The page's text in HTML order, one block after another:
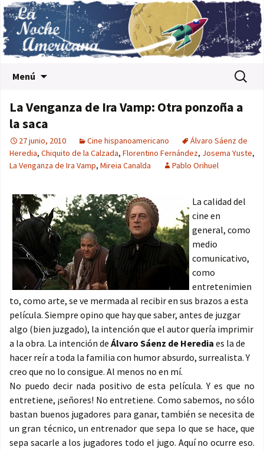
Menú Buscar:
La Venganza de Ira Vamp: Otra ponzoña a
la saca
27 junio, 2010 Cine hispanoamericano
Álvaro Sáenz de
Heredia, Chiquito de la Calzada, Florentino Fernández, Josema Yuste,
La Venganza de Ira Vamp, Mireia Canalda Pablo Orihuel
La calidad del
cine en
general, como
medio
comunicativo,
como
entretenimien
to, como arte, se ve mermada al recibir en sus brazos a esta
película. Siempre opino que hay que saber, antes de juzgar
algo (bien juzgado), la intención que el autor quería imprimir
a la obra. La intención de Álvaro Sáenz de Heredia es la de
hacer reír a toda la familia con humor absurdo, surrealista. Y
creo que no lo consigue. Al menos no en mí.
No puedo decir nada positivo de esta película. Y es que no
entretiene, ¡señores! No entretiene. Como sabemos, no sólo
bastan buenos jugadores para ganar, también se necesita de
un gran técnico, un entrenador que sepa lo que se hace, que
sepa sacarle a los jugadores todo el jugo. Aquí no ocurre eso.